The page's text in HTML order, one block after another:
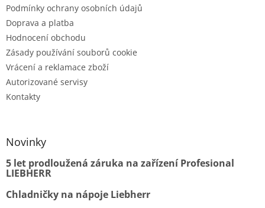
Podmínky ochrany osobních údajů
Doprava a platba
Hodnocení obchodu
Zásady používání souborů cookie
Vrácení a reklamace zboží
Autorizované servisy
Kontakty
Novinky
5 let prodloužená záruka na zařízení Profesional
LIEBHERR
Chladničky na nápoje Liebherr